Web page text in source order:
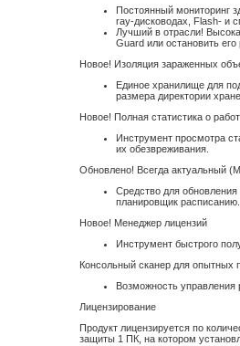
Постоянный мониторинг
ray-дисководах, Flash- и
Лучший в отрасли!
Guard или остановить его
Новое! Изоляция зараженных
Единое хранилище для
размера директории
Новое! Полная статистика о
Инструмент просмотра
их обезвреживания.
Обновлено! Всегда актуальный
Средство для
планировщик расписанию.
Новое! Менеджер лицензий
Инструмент быстрого
Консольный сканер для опытных
Возможность управления
Лицензирование
Продукт лицензируется по
защиты 1 ПК, на котором